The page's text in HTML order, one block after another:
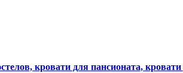
кровати для пансионата,